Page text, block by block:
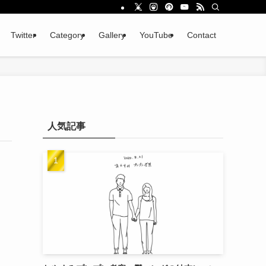
Twitter Category Gallery YouTube Contact
人気記事